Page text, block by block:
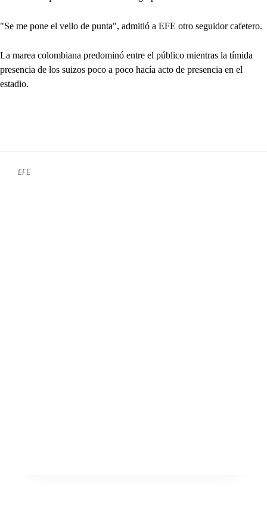
"Se me pone el vello de punta", admitió a EFE otro seguidor cafetero.
La marea colombiana predominó entre el público mientras la tímida
presencia de los suizos poco a poco hacía acto de presencia en el
estadio.
EFE